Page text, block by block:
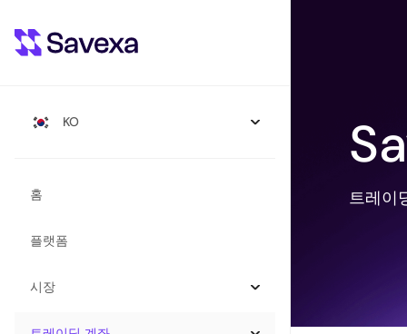
KO
홈
플랫폼
시장
트레이